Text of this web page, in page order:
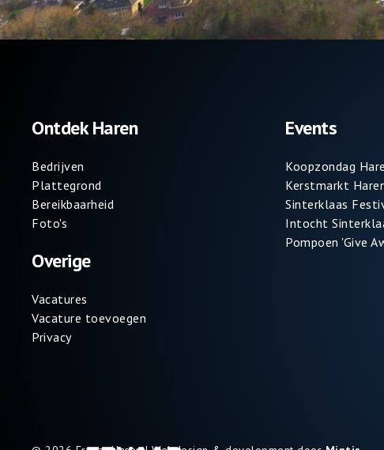
Ontdek Haren
Bedrijven
Plattegrond
Bereikbaarheid
Foto's
Overige
Vacatures
Vacature toevoegen
Privacy
Events
Koopzondag
Kerstmarkt
Sinterklaas
Intocht
Pompoen 'Give